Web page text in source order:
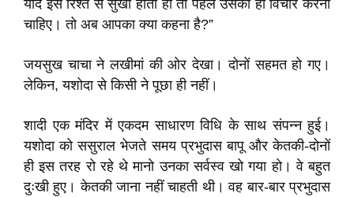
यदि इस रिश्ते से सुखी होती हो तो पहले उसका ही विचार करना
चाहिए। तो अब आपका क्या कहना है?”
जयसुख चाचा ने लखीमां की ओर देखा। दोनों सहमत हो गए।
लेकिन, यशोदा से किसी ने पूछा ही नहीं।
शादी एक मंदिर में एकदम साधारण विधि के साथ संपन्न हुई।
यशोदा को ससुराल भेजते समय प्रभुदास बापू और केतकी-दोनों
ही इस तरह रो रहे थे मानो उनका सर्वस्व खो गया हो। वे बहुत
दुःखी हुए। केतकी जाना नहीं चाहती थी। वह बार-बार प्रभुदास